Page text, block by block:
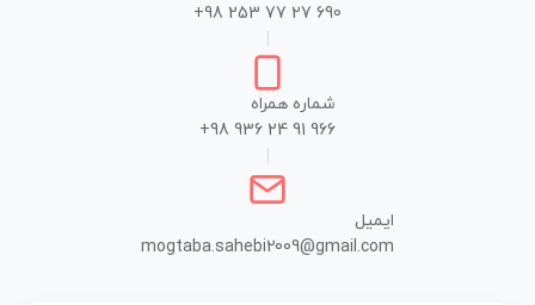
+98 253 77 27 690
شماره همراه
+98 936 24 91 966
ایمیل
mogtaba.sahebi2009@gmail.com